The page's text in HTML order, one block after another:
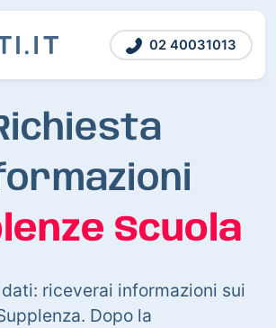
02 40031013
Scuola
riceverai informazioni sui
Dopo la